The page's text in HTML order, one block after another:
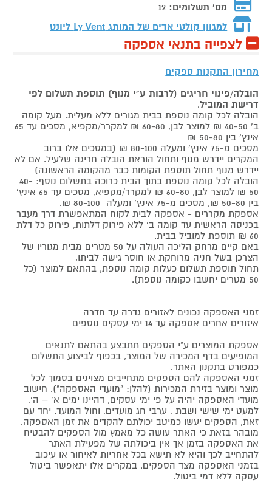
מס' תשלומים: 12
למגוון קולטי אדים של המותג Ly Vent ליונט
לצפייה בתנאי אספקה
מחירון התקנות ספקים
הובלה/פינוי חריגים (לרבות ע"י מנוף) תוספת תשלום לפי
דרישת המוביל.
הובלה לכל קומה נוספת בבית מגורים ללא מעלית. מעל קומה
ב' 40-50 ₪ למוצר לבן, 60-80 ₪ למקרר/מקפיא, מסכים עד 65
אינץ' בין 50-80 ₪
מסכים מ-75 אינץ' ומעלה 80-100 ₪ (במסכים אלו ברוב
המקרים יידרש מנוף ותחול הוראת הובלה חריגה שלעיל. אם לא
יידרש מנוף תחול תוספת הקומות כבר מהקומה הראשונה)
הובלה לכל קומה נוספת בתוך הבית כרוכה בתשלום נוסף: 40-
50 ₪ למוצר לבן, 60-80 ₪ למקרר/מקפיא, מסכים עד 65 אינץ'
בין 50-80 ₪, מסכים מ-75 אינץ' ומעלה 80-100 ₪.
אספקת מקררים - אספקה לבית לקוח המתאפשרת דרך מעבר
בכניסה הראשית עד קומה ב' ללא פירוק דלתות, פירוק כל דלת
60 ₪ תוספת למוביל בבית.
באם קיים מרחק הליכה העולה על 50 מטרים מבית מגוריו של
הצרכן בשל חניה מרוחקת או חוסר גישה לביתו,
תחול תוספת תשלום כעלות קומה נוספת, בהתאם למוצר (כל
50 מטרים יחשבו כקומה נוספת).
זמני האספקה נכונים לאזורים גדרה עד חדרה
איזורים אחרים אספקה עד 14 ימי עסקים נוספים
אספקת המוצרים ע"י הספקים תתבצע בהתאם לתנאים
המופיעים בדף המכירה של המוצר, בכפוף לביצוע התשלום
כמפורט בתקנון האתר.
זמני האספקה להם הספקים מתחייבים מצוינים בסמוך לכל
מוצר ומוצר בזירת המכירות (להלן: "מועדי האספקה"). חישוב
מועדי האספקה יהיה על פי ימי עסקים, דהיינו ימים א' – ה',
למעט ימי שישי ושבת , ערבי חג מועדים, וחול המועד. יחד עם
זאת, הספקים יעשו כמיטב יכולתם להקדים את זמן האספקה.
מובהר בזאת כי האתר עושה כל מאמץ מול הספקים להבטיח
את האספקה בזמן אך אין ביכולתה של מפעילת האתר
להתחייב לכך והיא לא תישא בכל אחריות לאיחור או עיכוב
בזמני האספקה מצד הספקים. במקרים אלו יתאפשר ביטול
עסקה ללא דמי ביטול.